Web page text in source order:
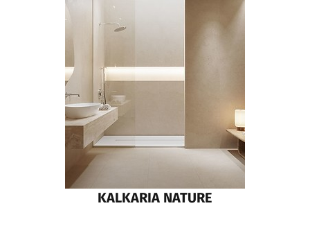
KALKARIA NATURE